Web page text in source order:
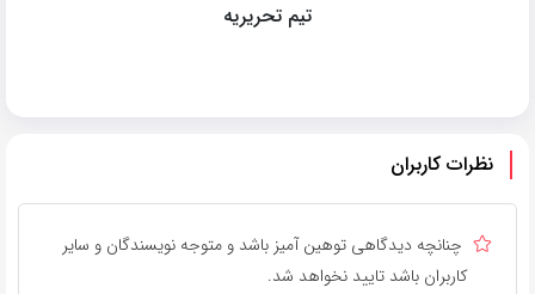
تیم تحریریه
نظرات کاربران
چنانچه دیدگاهی توهین آمیز باشد و متوجه نویسندگان و سایر
کاربران باشد تایید نخواهد شد.